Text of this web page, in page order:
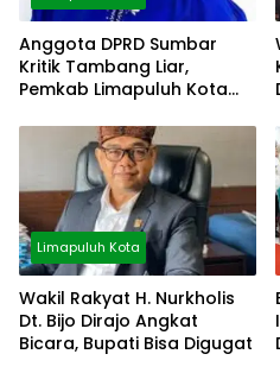
Anggota DPRD Sumbar
Kritik Tambang Liar,
Pemkab Limapuluh Kota
Limapuluh Kota
Wakil Rakyat H. Nurkholis
Dt. Bijo Dirajo Angkat
Bicara, Bupati Bisa Digugat